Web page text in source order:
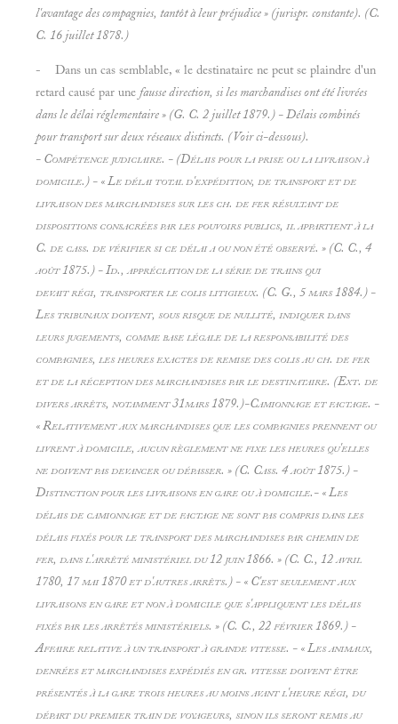
l'avantage des compagnies, tantôt à leur préjudice » (jurispr. constante). (C.
C. 16 juillet 1878.)
- Dans un cas semblable, « le destinataire ne peut se plaindre d'un
retard causé par une fausse direction, si les marchandises ont été livrées
dans le délai réglementaire » (G. C. 2 juillet 1879.) -Délais combinés
pour transport sur deux réseaux distincts. (Voir ci-dessous).
- Compétence judiciaire. - (Délais pour la prise ou la livraison à
domicile.) - « Le délai total d'expédition, de transport et de
livraison des marchandises sur les ch. de fer résultant de
dispositions consacrées par les pouvoirs publics, il appartient à la
C. de cass. de vérifier si ce délai a ou non été observé. » (C. C., 4
août 1875.) -Id., appréciation de la série de trains qui
devait régi, transporter le colis litigieux. (C. G., 5 mars 1884.) -
Les tribunaux doivent, sous risque de nullité, indiquer dans
leurs jugements, comme base légale de la responsabilité des
compagnies, les heures exactes de remise des colis au ch. de fer
et de la réception des marchandises par le destinataire. (Ext. de
divers arrêts, notamment 31mars 1879.)-Camionnage et factage. -
« Relativement aux marchandises que les compagnies prennent ou
livrent à domicile, aucun règlement ne fixe les heures qu'elles
ne doivent pas devancer ou dépasser. » (C. Cass. 4 août 1875.) -
Distinction pour les livraisons en gare ou à domicile.- « Les
délais de camionnage et de factage ne sont pas compris dans les
délais fixés pour le transport des marchandises par chemin de
fer, dans l'arrêté ministériel du 12 juin 1866. » (C. C., 12 avril
1780, 17 mai 1870 et d'autres arrêts.) - « C'est seulement aux
livraisonsen gare et non à domicile que s'appliquent les délais
fixés par les arrêtés ministériels. » (C. C., 22 février 1869.) -
Affaire relative à un transport àgrande vitesse. - « Les animaux,
denrées et marchandises expédiés en gr. vitesse doivent être
présentés à la gare trois heures au moins avant l'heure régi, du
départ du premier train de voyageurs, sinon ils seront remis au